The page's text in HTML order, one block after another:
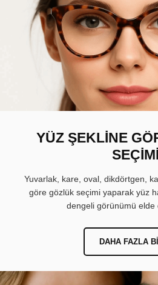
YÜZ ŞEKLİNE
SEÇİMİ
Yuvarlak, kare, oval, dikdörtgen,
göre gözlük seçimi yaparak yüz
dengeli görünümü elde
DAHA FAZLA